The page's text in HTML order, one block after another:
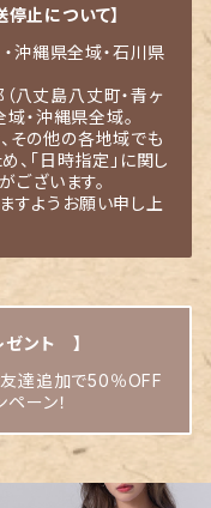
止について】
沖縄県全域・石川県
八丈島八丈町・青ヶ
・沖縄県全域。
その他の各地域でも
「日時指定」に関し
ございます。
すようお願い申し上
ント 】
達追加で50％OFF
ーン！